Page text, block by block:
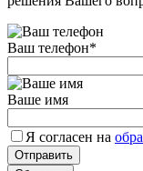
Ваш телефон*
Ваше имя
Я согласен на